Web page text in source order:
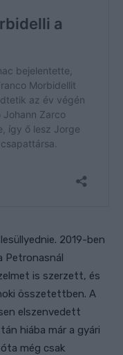
2019-ben
Petronasnál
is szerzett, és
összetettben. A
elszenvedett
hiába már a gyári
még csak